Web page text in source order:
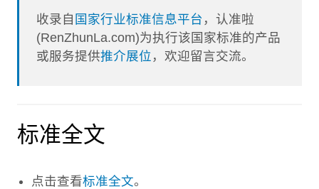
收录自 国家行业标准信息平台 ，认准啦
(RenZhunLa.com)为执行该国家标准的产品
或服务提供推介展位 ，欢迎留言交流。
标准全文
点击查看标准全文。